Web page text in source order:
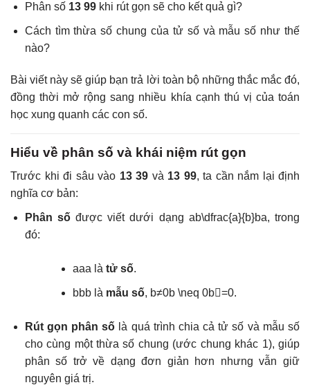
Phân số 13 99khi rút gọn sẽ cho kết quả gì?
Cách tìm thừa số chung của tử số và mẫu số như thế
nào?
Bài viết này sẽ giúp bạn trả lời toàn bộ những thắc mắc đó,
đồng thời mở rộng sang nhiều khía cạnh thú vị của toán
học xung quanh các con số.
Hiểu về phân số và khái niệm rút gọn
Trước khi đi sâu vào 13 39 và 13 99, ta cần nắm lại định
nghĩa cơ bản:
Phân sốđược viết dưới dạng ab\dfrac{a}{b}ba, trong
đó:
aaa là tử số.
bbblà mẫu số, b≠0b \neq 0b=0.
Rút gọn phân số là quá trình chia cả tử số và mẫu số
cho cùng một thừa số chung (ước chung khác 1), giúp
phân số trở về dạng đơn giản hơn nhưng vẫn giữ
nguyên giá trị.